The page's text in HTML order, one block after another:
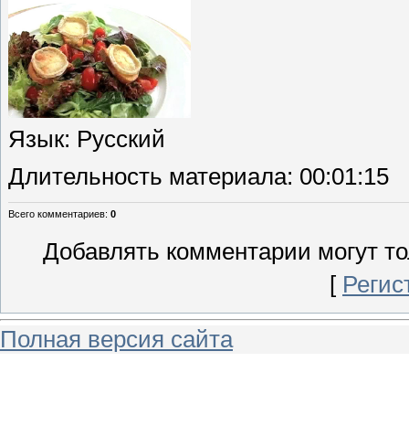
Язык: Русский
Длительность материала: 00:01:15
Всего комментариев: 0
Добавлять комментарии могут
[
Полная версия сайта